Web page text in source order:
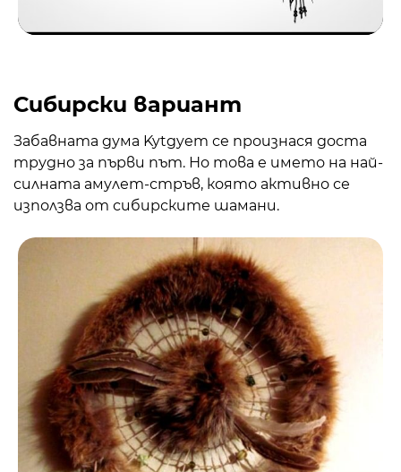
Сибирски вариант
Забавната дума Kytgyem се произнася доста
трудно за първи път. Но това е името на най-
силната амулет-стръв, която активно се
използва от сибирските шамани.